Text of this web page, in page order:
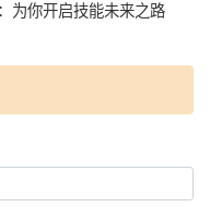
为你开启技能未来之路